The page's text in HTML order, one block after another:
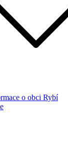
o obci Rybí